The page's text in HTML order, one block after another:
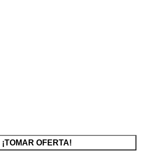
¡TOMAR OFERTA!